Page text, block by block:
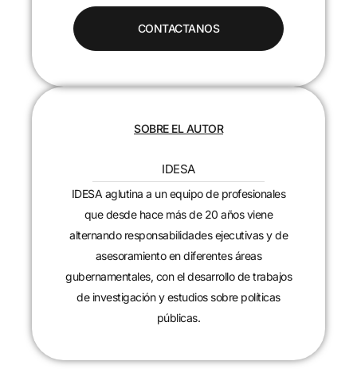
CONTACTANOS
SOBRE EL AUTOR
IDESA
IDESA aglutina a un equipo de profesionales
que desde hace más de 20 años viene
alternando responsabilidades ejecutivas y de
asesoramiento en diferentes áreas
gubernamentales, con el desarrollo de trabajos
de investigación y estudios sobre políticas
públicas.